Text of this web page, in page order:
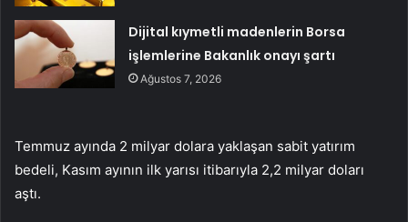
Dijital kıymetli madenlerin Borsa
işlemlerine Bakanlık onayı şartı
Ağustos 7, 2026
Temmuz ayında 2 milyar dolara yaklaşan sabit yatırım
bedeli, Kasım ayının ilk yarısı itibarıyla 2,2 milyar doları
aştı.